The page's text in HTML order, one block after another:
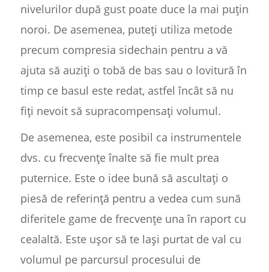
nivelurilor după gust poate duce la mai puțin
noroi. De asemenea, puteți utiliza metode
precum compresia sidechain pentru a vă
ajuta să auziți o tobă de bas sau o lovitură în
timp ce basul este redat, astfel încât să nu
fiți nevoit să supracompensați volumul.
De asemenea, este posibil ca instrumentele
dvs. cu frecvențe înalte să fie mult prea
puternice. Este o idee bună să ascultați o
piesă de referință pentru a vedea cum sună
diferitele game de frecvențe una în raport cu
cealaltă. Este ușor să te lași purtat de val cu
volumul pe parcursul procesului de